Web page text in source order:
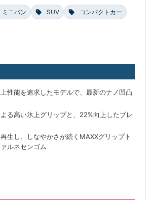
ミニバン SUV
コンパクトカー
性能を追求したモデルで、最新のナノ凹凸
る高い氷上グリップと、22%向上したブレ
生し、しなやかさが続くMAXXグリップト
ルネセンゴム